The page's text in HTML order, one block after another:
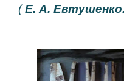
(Е. А.